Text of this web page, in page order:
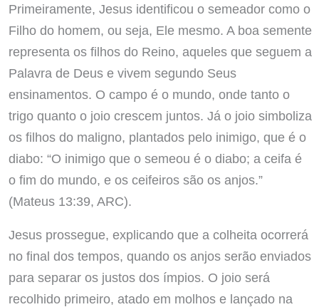
Primeiramente, Jesus identificou o semeador como o
Filho do homem, ou seja, Ele mesmo. A boa semente
representa os filhos do Reino, aqueles que seguem a
Palavra de Deus e vivem segundo Seus
ensinamentos. O campo é o mundo, onde tanto o
trigo quanto o joio crescem juntos. Já o joio simboliza
os filhos do maligno, plantados pelo inimigo, que é o
diabo: “O inimigo que o semeou é o diabo; a ceifa é
o fim do mundo, e os ceifeiros são os anjos.”
(Mateus 13:39, ARC).
Jesus prossegue, explicando que a colheita ocorrerá
no final dos tempos, quando os anjos serão enviados
para separar os justos dos ímpios. O joio será
recolhido primeiro, atado em molhos e lançado na